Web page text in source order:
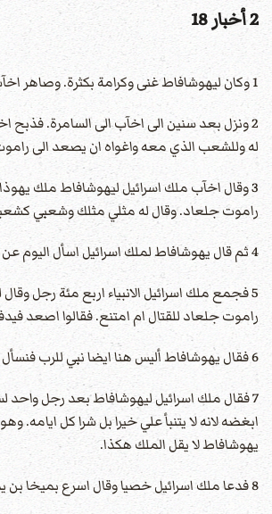
2 أخبار 18
1 وكان ليهوشافاط غنى وكرامة بكثرة. وصاهر اخآب.
2 ونزل بعد سنين الى اخآب الى السامرة. فذبح
له وللشعب الذي معه واغواه ان يصعد الى
3 وقال اخآب ملك اسرائيل ليهوشافاط ملك
راموت جلعاد. وقال له مثلي مثلك وشعبي
4 ثم قال يهوشافاط لملك اسرائيل اسأل اليوم عن كلام الرب.
5 فجمع ملك اسرائيل الانبياء اربع مئة رجل
راموت جلعاد للقتال ام امتنع. فقالوا اصعد
6 فقال يهوشافاط أليس هنا ايضا نبي للرب فنسأل منه.
7 فقال ملك اسرائيل ليهوشافاط بعد رجل واحد
ابغضه لانه لا يتنبأ علي خيرا بل شرا كل ايامه.
يهوشافاط لا يقل الملك هكذا.
8 فدعا ملك اسرائيل خصيا وقال اسرع بميخا بن يملة.